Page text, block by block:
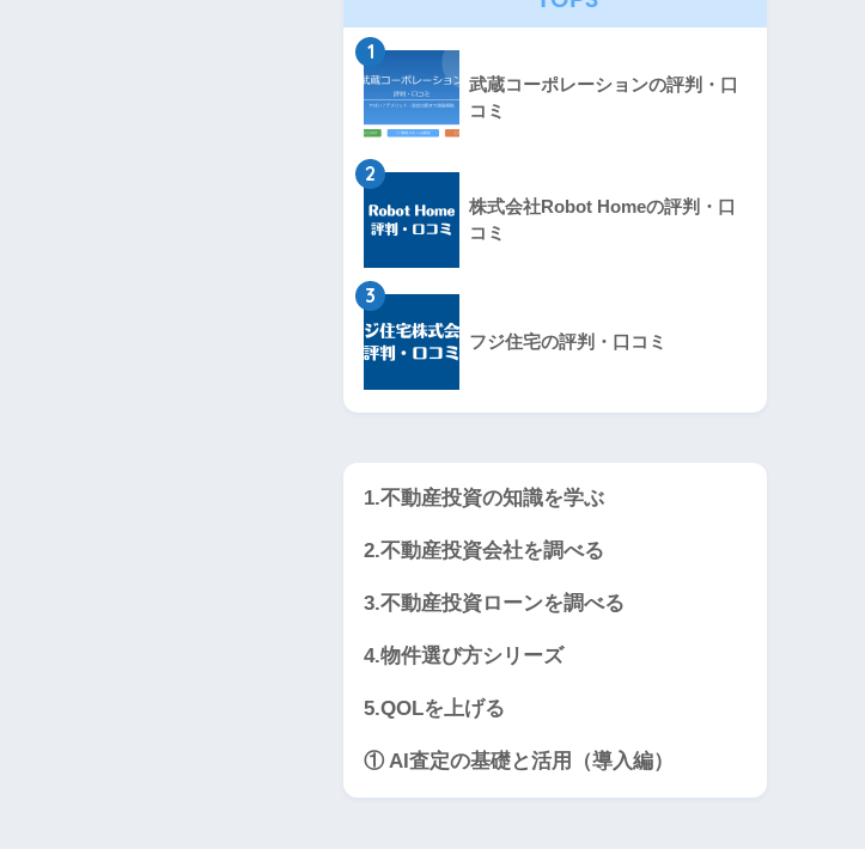
1
武蔵コーポレーションの評判・口
コミ
2
株式会社Robot Homeの評判・口
コミ
3
フジ住宅の評判・口コミ
1.不動産投資の知識を学ぶ
2.不動産投資会社を調べる
3.不動産投資ローンを調べる
4.物件選び方シリーズ
5.QOLを上げる
① AI査定の基礎と活用（導入編）